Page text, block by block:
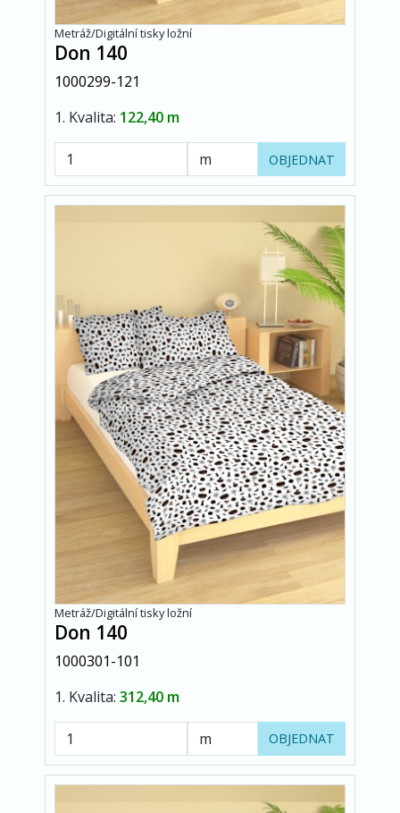
Metráž/Digitální tisky ložní
Don 140
1000299-121
1. Kvalita: 122,40 m
OBJEDNAT
Metráž/Digitální tisky ložní
Don 140
1000301-101
1. Kvalita: 312,40 m
OBJEDNAT